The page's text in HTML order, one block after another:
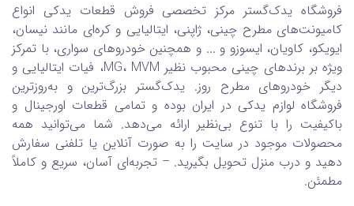
فروشگاه یدک‌گستر مرکز تخصصی فروش قطعات یدکی انواع
کامیونت‌های مطرح چینی، ژاپنی، ایتالیایی و کره‌ای مانند نیسان،
ایویکو، کاویان، ایسوزو و ... و همچنین خودروهای سواری، با تمرکز
ویژه بر برندهای چینی محبوب نظیر MG، MVM، فیات ایتالیایی و
دیگر خودروهای مطرح روز. یدک‌گستر بزرگ‌ترین و به‌روزترین
فروشگاه لوازم یدکی در ایران بوده و تمامی قطعات اورجینال و
باکیفیت را با تنوع بی‌نظیر ارائه می‌دهد. شما می‌توانید همه
محصولات موجود در سایت را به صورت آنلاین یا تلفنی سفارش
دهید و درب منزل تحویل بگیرید. – تجربه‌ای آسان، سریع و کاملاً
مطمئن.